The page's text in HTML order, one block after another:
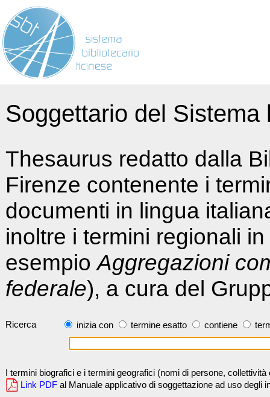
Soggettario del
Thesaurus redatto dalla
Firenze contenente i
documenti in lingua
inoltre i termini regionali
esempioAggregazioni
federale), a cura del
Ricerca inizia con termine esatto contiene
I termini biografici e i termini geografici (nomi di persone,
Link PDF al Manuale applicativo di soggettazione ad uso degli